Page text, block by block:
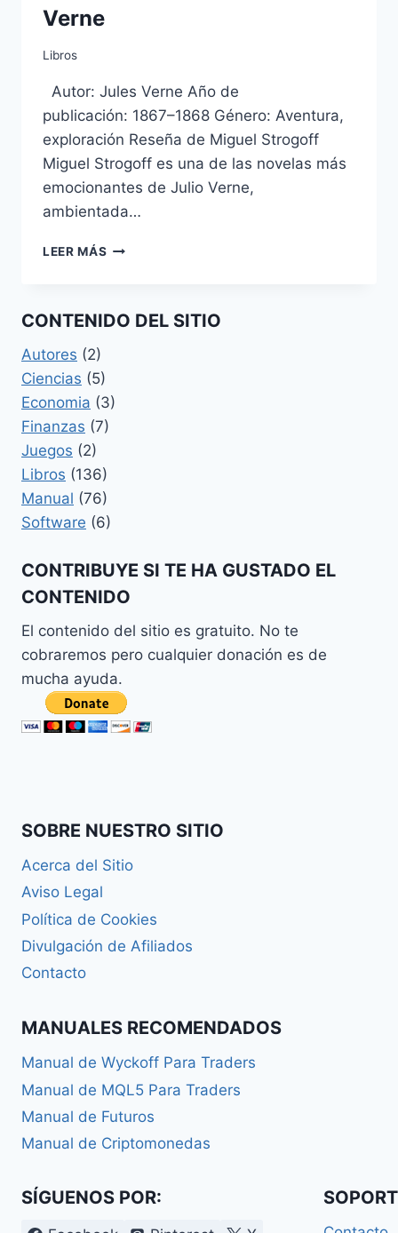
Verne
Libros
Autor: Jules Verne Año de
publicación: 1867–1868 Género: Aventura,
exploración Reseña de Miguel Strogoff
Miguel Strogoff es una de las novelas más
emocionantes de Julio Verne,
ambientada…
LEER MÁS MIGUEL
VERNE
CONTENIDO DEL SITIO
Autores (2)
Ciencias (5)
Economia (3)
Finanzas (7)
Juegos (2)
Libros (136)
Manual (76)
Software (6)
CONTRIBUYE SI TE HA GUSTADO EL
CONTENIDO
El contenido del sitio es gratuito. No te
cobraremos pero cualquier donación es de
mucha ayuda.
SOBRE NUESTRO SITIO
Acerca del Sitio
Aviso Legal
Política de Cookies
Divulgación de Afiliados
Contacto
MANUALES RECOMENDADOS
Manual de Wyckoff Para Traders
Manual de MQL5 Para Traders
Manual de Futuros
Manual de Criptomonedas
SÍGUENOS POR: